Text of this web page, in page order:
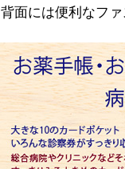
背面には便利なフ